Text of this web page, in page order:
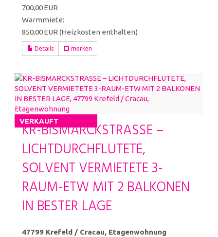
700,00 EUR
Warmmiete:
850,00 EUR (Heizkosten enthalten)
Details merken
VERKAUFT
KR-BISMARCKSTRASSE –
LICHTDURCHFLUTETE,
SOLVENT VERMIETETE 3-
RAUM-ETW MIT 2 BALKONEN
IN BESTER LAGE
47799 Krefeld / Cracau, Etagenwohnung